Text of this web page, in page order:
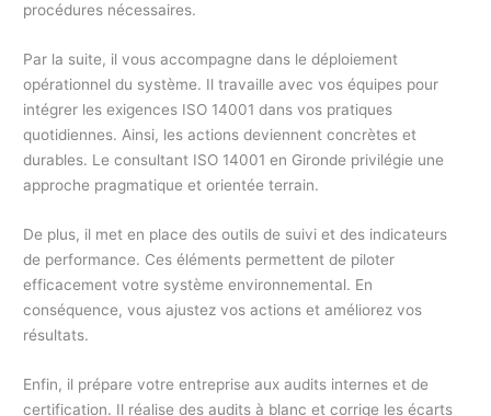
procédures nécessaires.
Par la suite, il vous accompagne dans le déploiement
opérationnel du système. Il travaille avec vos équipes pour
intégrer les exigences ISO 14001 dans vos pratiques
quotidiennes. Ainsi, les actions deviennent concrètes et
durables. Le consultant ISO 14001 en Gironde privilégie une
approche pragmatique et orientée terrain.
De plus, il met en place des outils de suivi et des indicateurs
de performance. Ces éléments permettent de piloter
efficacement votre système environnemental. En
conséquence, vous ajustez vos actions et améliorez vos
résultats.
Enfin, il prépare votre entreprise aux audits internes et de
certification. Il réalise des audits à blanc et corrige les écarts